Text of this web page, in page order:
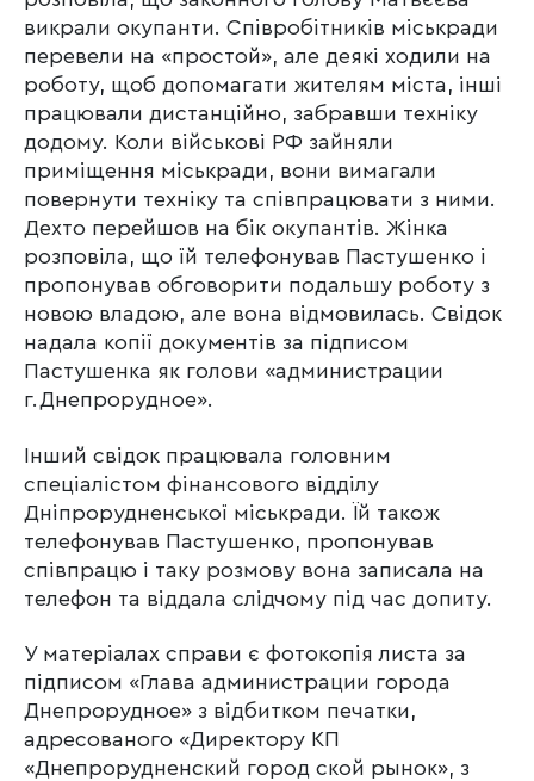
викрали окупанти. Співробітників міськради
перевели на «простой», але деякі ходили на
роботу, щоб допомагати жителям міста, інші
працювали дистанційно, забравши техніку
додому. Коли військові РФ зайняли
приміщення міськради, вони вимагали
повернути техніку та співпрацювати з ними.
Дехто перейшов на бік окупантів. Жінка
розповіла, що їй телефонував Пастушенко і
пропонував обговорити подальшу роботу з
новою владою, але вона відмовилась. Свідок
надала копії документів за підписом
Пастушенка як голови «администрации
г.Днепрорудное».
Інший свідок працювала головним
спеціалістом фінансового відділу
Дніпрорудненської міськради. Їй також
телефонував Пастушенко, пропонував
співпрацю і таку розмову вона записала на
телефон та віддала слідчому під час допиту.
У матеріалах справи є фотокопія листа за
підписом «Глава администрации города
Днепрорудное» з відбитком печатки,
адресованого «Директору КП
«Днепрорудненский город ской рынок», з